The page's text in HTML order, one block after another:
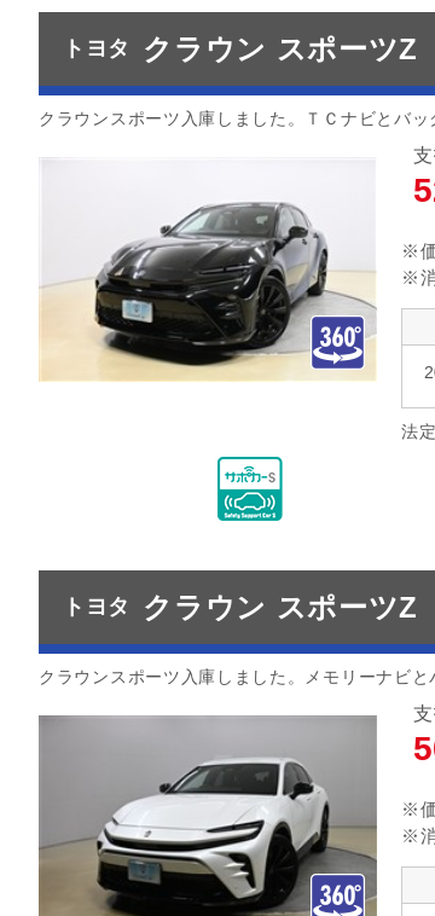
トヨタ クラウン スポーツZ
クラウンスポーツ入庫しました。ＴＣナビとバ
※
※
法
トヨタ クラウン スポーツZ
クラウンスポーツ入庫しました。メモリーナビと
※
※